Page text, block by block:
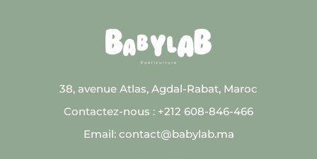
38, avenue Atlas, Agdal-Rabat, Maroc
Contactez-nous : +212 608-846-466
Email: contact@babylab.ma